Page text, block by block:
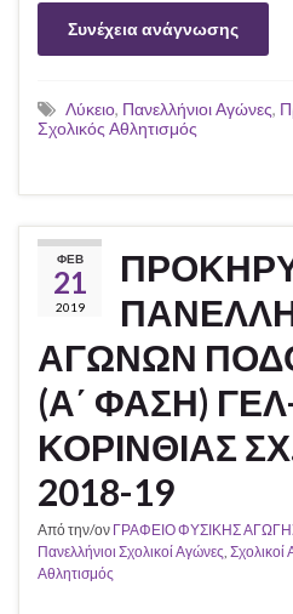
Συνέχεια ανάγνωσης
Λύκειο, Πανελλήνιοι Αγώνες,
Σχολικός Αθλητισμός
ΦΕΒ
21
2019
ΑΓΩΝΩΝ
(Α΄ ΦΑΣΗ)
ΚΟΡΙΝΘΙΑΣ
2018-19
Από την/ον ΓΡΑΦΕΙΟ ΦΥΣΙΚΗΣ
Πανελλήνιοι Σχολικοί Αγώνες Σχολικοί
Αθλητισμός